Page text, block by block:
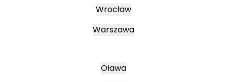
Wrocław
Warszawa
Oława